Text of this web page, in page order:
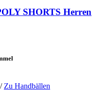
SHORTS Herren
/ Zu Handbällen